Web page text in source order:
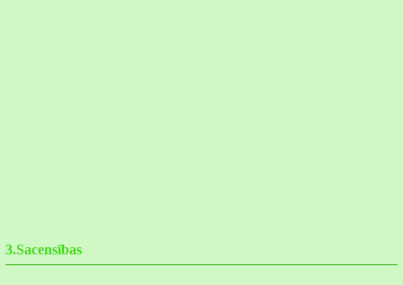
3.Sacensības